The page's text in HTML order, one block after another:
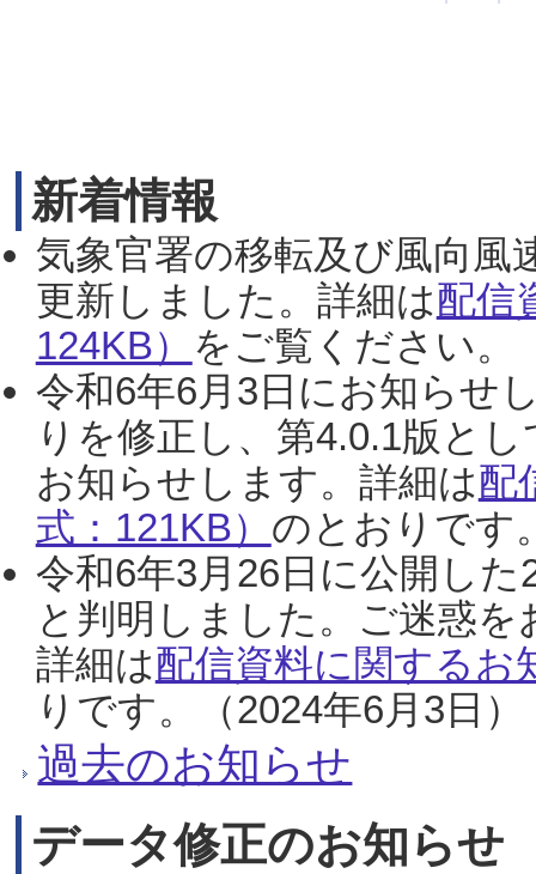
新着情報
気象官署の移転及び風向風
更新しました。詳細は配信
124KB） をご覧ください。
令和6年6月3日にお知らせ
りを修正し、第4.0.1版と
お知らせします。詳細は配
式：121KB） のとおりです
令和6年3月26日に公開し
と判明しました。ご迷惑
詳細は配信資料に関するお
りです。（2024年6月3日）
過去のお知らせ
データ修正のお知らせ